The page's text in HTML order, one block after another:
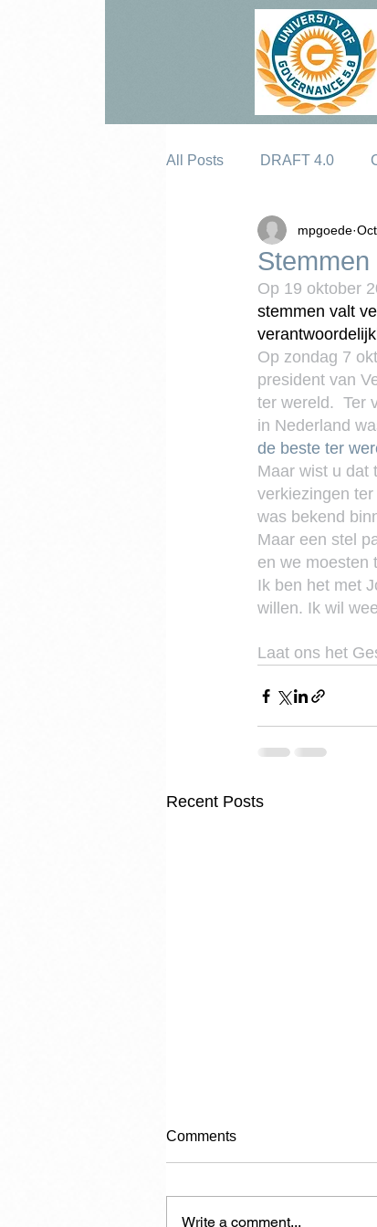
All Posts DRAFT 4.0
mpgoede
Op 19 oktober
stemmen valt
Op zondag 7
president van
ter wereld.  Ter
in Nederland
de beste ter
Maar wist u dat
verkiezingen
was bekend
Maar een stel
en we moesten
Ik ben het met
willen. Ik wil
Laat ons het
Recent Posts
Comments
Write a comment...